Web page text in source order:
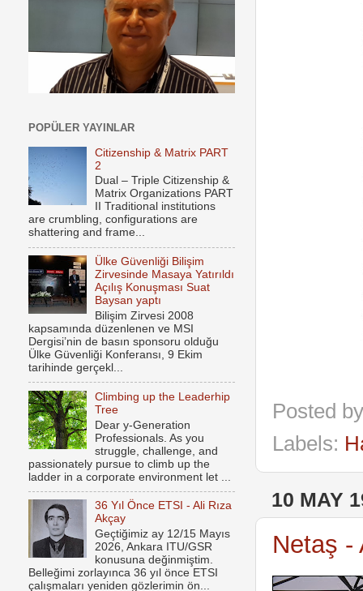
Posted
Labels:
10 MAY
Netaş -
POPÜLER YAYINLAR
Citizenship & Matrix PART
2
Dual – Triple Citizenship &
Matrix Organizations PART
II Traditional institutions
are crumbling, configurations are
shattering and frame...
Ülke Güvenliği Bilişim
Zirvesinde Masaya Yatırıldı
Açılış Konuşması Suat
Baysan yaptı
Bilişim Zirvesi 2008
kapsamında düzenlenen ve MSI
Dergisi’nin de basın sponsoru olduğu
Ülke Güvenliği Konferansı, 9 Ekim
tarihinde gerçekl...
Climbing up the Leaderhip
Tree
Dear y-Generation
Professionals. As you
struggle, challenge, and
passionately pursue to climb up the
ladder in a corporate environment let ...
36 Yıl Önce ETSI - Ali Rıza
Akçay
Geçtiğimiz ay 12/15 Mayıs
2026, Ankara ITU/GSR
konusuna değinmiştim.
Belleğimi zorlayınca 36 yıl önce ETSI
çalışmaları yeniden gözlerimin ön...